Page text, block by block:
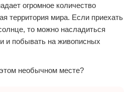
огромное количество
территория мира. Если приехать
то можно насладиться
и побывать на живописных
необычном месте?